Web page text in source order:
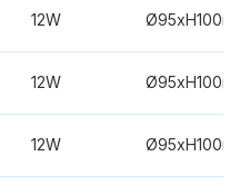
12W
12W
12W